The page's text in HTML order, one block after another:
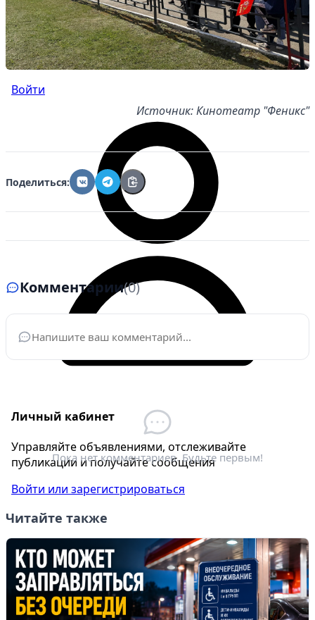
Войти
Личный кабинет
Управляйте объявлениями, отслеживайте
публикации и получайте сообщения
Войти или зарегистрироваться
Источник: Кинотеатр "Феникс"
Поделиться:
Комментарии(0)
Ваше имя*
Пока нет комментариев. Будьте первым!
Читайте также